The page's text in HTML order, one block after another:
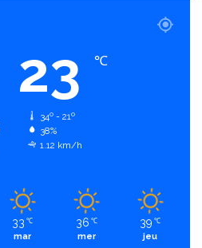
23 ℃
34º - 21º
38%
1.12 km/h
33 ℃
mar
36 ℃
mer
39 ℃
jeu